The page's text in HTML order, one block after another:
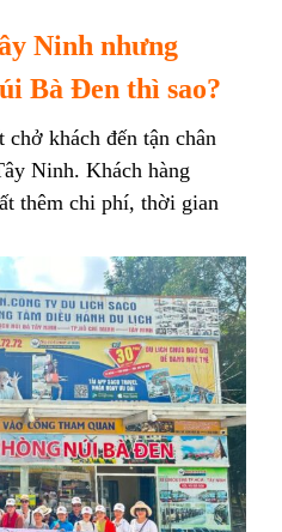
Ninh nhưng
Bà Đen thì sao?
khách đến tận chân
Ninh. Khách hàng
thêm chi phí, thời gian